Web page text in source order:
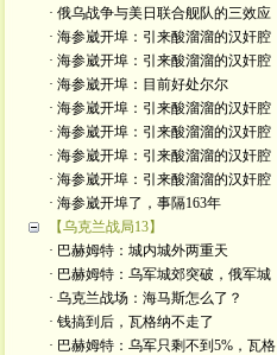
· 俄乌战争与美日联合舰队的三效应
· 海参崴开埠：引来酸溜溜的汉奸腔
· 海参崴开埠：引来酸溜溜的汉奸腔
· 海参崴开埠：目前好处尔尔
· 海参崴开埠：引来酸溜溜的汉奸腔
· 海参崴开埠：引来酸溜溜的汉奸腔
· 海参崴开埠：引来酸溜溜的汉奸腔
· 海参崴开埠：引来酸溜溜的汉奸腔
· 海参崴开埠了，事隔163年
【乌克兰战局13】
· 巴赫姆特：城内城外两重天
· 巴赫姆特：乌军城郊突破，俄军城
· 乌克兰战场：海马斯怎么了？
· 钱搞到后，瓦格纳不走了
· 巴赫姆特：乌军只剩不到5%，瓦格